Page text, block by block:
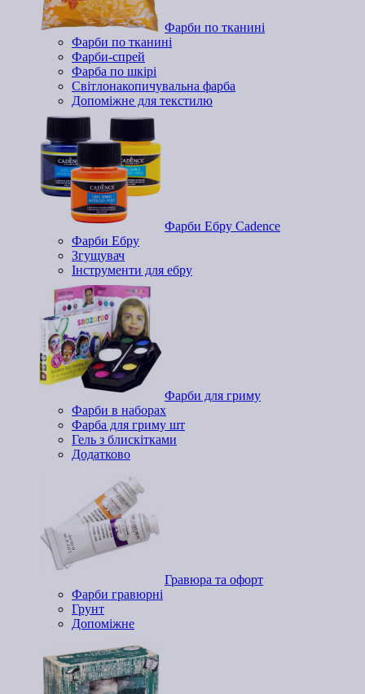
Фарби по тканині
Фарби по тканині
Фарби-спрей
Фарба по шкірі
Світлонакопичувальна фарба
Допоміжне для текстилю
Фарби Ебру Cadence
Фарби Ебру
Згущувач
Інструменти для ебру
Фарби для гриму
Фарби в наборах
Фарба для гриму шт
Гель з блискітками
Додатково
Гравюра та офорт
Фарби гравюрні
Грунт
Допоміжне